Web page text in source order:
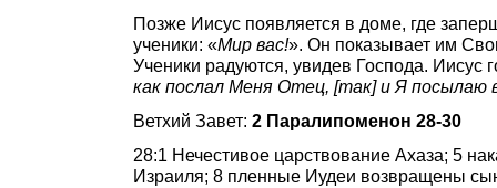
Позже Иисус появляется в доме, где
ученики: «Мир вас!». Он показывает им
Ученики радуются, увидев Господа. Иисус
как послал Меня Отец, [так] и Я посылаю
Ветхий Завет: 2 Паралипоменон 28-30
28:1 Нечестивое царствование Ахаза; 5
Израиля; 8 пленные Иудеи возвращены